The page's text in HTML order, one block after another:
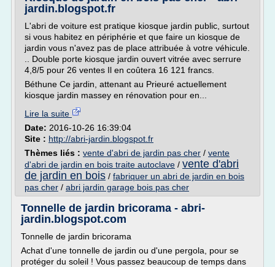
jardin.blogspot.fr
L'abri de voiture est pratique kiosque jardin public, surtout
si vous habitez en périphérie et que faire un kiosque de
jardin vous n'avez pas de place attribuée à votre véhicule.
.. Double porte kiosque jardin ouvert vitrée avec serrure
4,8/5 pour 26 ventes Il en coûtera 16 121 francs.
Béthune Ce jardin, attenant au Prieuré actuellement
kiosque jardin massey en rénovation pour en...
Lire la suite
Date: 2016-10-26 16:39:04
Site : http://abri-jardin.blogspot.fr
Thèmes liés : vente d'abri de jardin pas cher / vente
d'abri de jardin en bois traite autoclave / vente d'abri
de jardin en bois / fabriquer un abri de jardin en bois
pas cher / abri jardin garage bois pas cher
Tonnelle de jardin bricorama - abri-
jardin.blogspot.com
Tonnelle de jardin bricorama
Achat d'une tonnelle de jardin ou d'une pergola, pour se
protéger du soleil ! Vous passez beaucoup de temps dans